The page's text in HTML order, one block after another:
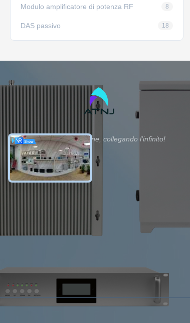
Modulo amplificatore di potenza RF 8
DAS passivo 18
Guida la funzione, collegando l'infinito!